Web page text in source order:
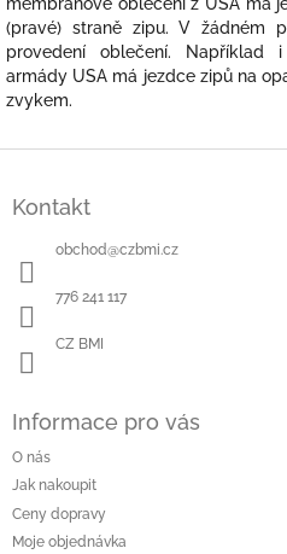
(pravé) straně zipu. V žádném
provedení oblečení. Například
armády USA má jezdce zipů na
zvykem.
Kontakt
obchod@czbmi.cz
776 241 117
CZ BMI
Informace pro vás
O nás
Jak nakoupit
Ceny dopravy
Moje objednávka